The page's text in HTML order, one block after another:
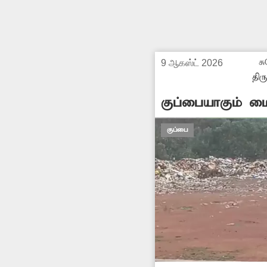
9 ஆகஸ்ட் 2026
குப்பையாகும்
குப்பை